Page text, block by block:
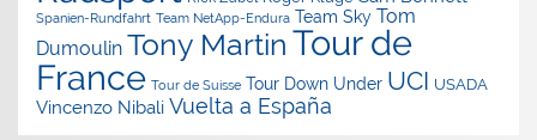
Spanien-Rundfahrt Team NetApp-Endura Team Sky Tom
Dumoulin Tony Martin Tour de
France Tour de Suisse Tour Down Under UCI USADA
Vincenzo Nibali Vuelta a España